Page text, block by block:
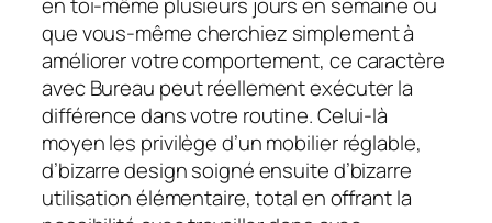
en toi-même plusieurs jours en semaine ou
que vous-même cherchiez simplement à
améliorer votre comportement, ce caractère
avec Bureau peut réellement exécuter la
différence dans votre routine. Celui-là
moyen les privilège d’un mobilier réglable,
d’bizarre design soigné ensuite d’bizarre
utilisation élémentaire, total en offrant la